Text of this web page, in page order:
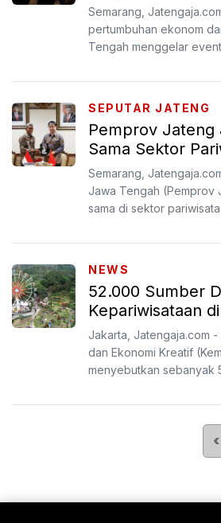
dan Pariwisata
Semarang,
pertumbuhan ekonom
Tengah menggelar
SEPUTAR JATENG
Pemprov Jateng
Sama Sektor
Pemerintah
Semarang,
Jawa Tengah (Pemprov
sama di sektor
NEWS
52.000 Sumber
Kepariwisataan
Tersertifikasi
Jakarta, Jatengaja.com -
dan Ekonomi Kreatif
menyebutkan sebanyak 52.000